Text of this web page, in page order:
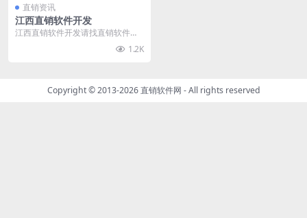
直销资讯
江西直销软件开发
江西直销软件开发请找直销软件
1.2K
Copyright © 2013-2026直销软件网 - All rights reserved